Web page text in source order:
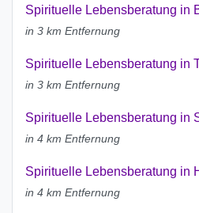
Spirituelle Lebensberatung in
in 3 km Entfernung
Spirituelle Lebensberatung in
in 3 km Entfernung
Spirituelle Lebensberatung in
in 4 km Entfernung
Spirituelle Lebensberatung in
in 4 km Entfernung